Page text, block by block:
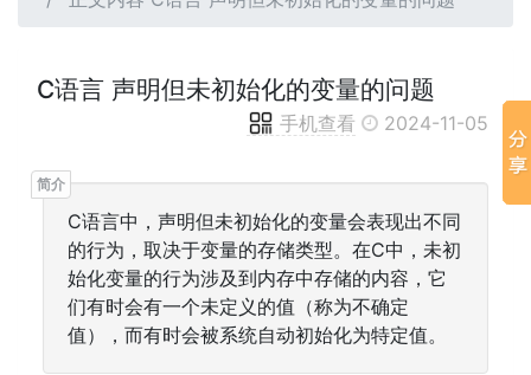
C语言 声明但未初始化的变量的问题
手机查看 2024-11-05
C语言中，声明但未初始化的变量会表现出不同
的行为，取决于变量的存储类型。在C中，未初
始化变量的行为涉及到内存中存储的内容，它
们有时会有一个未定义的值（称为不确定
值），而有时会被系统自动初始化为特定值。